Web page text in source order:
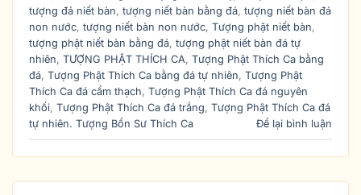
tượng đá niết bàn, tượng niết bàn bằng đá, tượng niết bàn đá
non nước, tượng niết bàn non nước, Tượng phật niết bàn,
tượng phật niết bàn bằng đá, tượng phật niết bàn đá tự
nhiên, TƯỢNG PHẬT THÍCH CA, Tượng Phật Thích Ca bằng
đá, Tượng Phật Thích Ca bằng đá tự nhiên, Tượng Phật
Thích Ca đá cẩm thạch, Tượng Phật Thích Ca đá nguyên
khối, Tượng Phật Thích Ca đá trắng, Tượng Phật Thích Ca đá
tự nhiên. Tượng Bổn Sư Thích Ca
Để lại bình luận